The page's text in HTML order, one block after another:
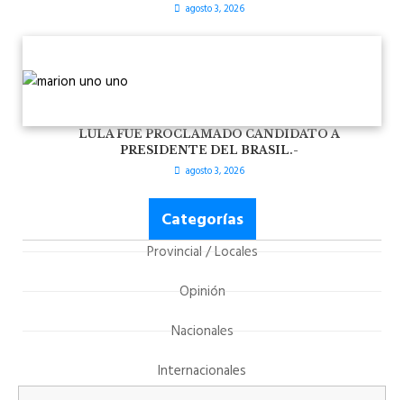
agosto 3, 2026
LULA FUE PROCLAMADO CANDIDATO A
PRESIDENTE DEL BRASIL.-
agosto 3, 2026
Categorías
Provincial / Locales
Opinión
Nacionales
Internacionales